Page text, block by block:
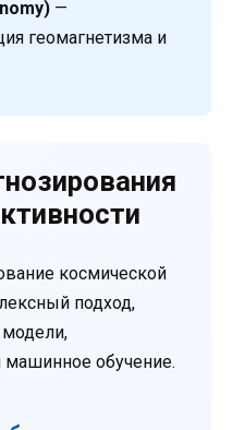
—
геомагнетизма и
космической
подход,
машинное обучение.